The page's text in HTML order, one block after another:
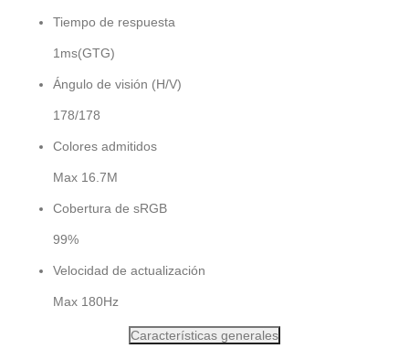
Tiempo de respuesta
1ms(GTG)
Ángulo de visión (H/V)
178/178
Colores admitidos
Max 16.7M
Cobertura de sRGB
99%
Velocidad de actualización
Max 180Hz
Características generales